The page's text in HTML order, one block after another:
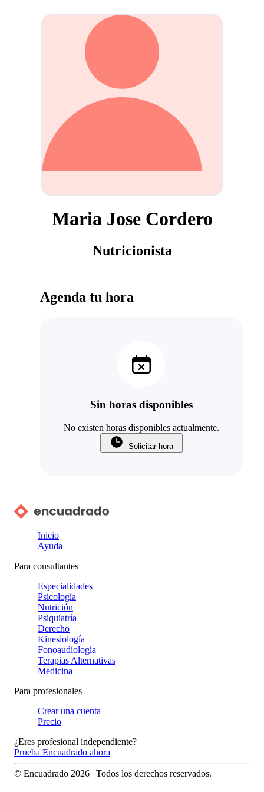
Maria Jose Cordero
Nutricionista
Agenda tu hora
Sin horas disponibles
No existen horas disponibles actualmente.
Solicitar hora
Inicio
Ayuda
Para consultantes
Especialidades
Psicología
Nutrición
Psiquiatría
Derecho
Kinesiología
Fonoaudiología
Terapias Alternativas
Medicina
Para profesionales
Crear una cuenta
Precio
¿Eres profesional independiente?
Prueba Encuadrado ahora
© Encuadrado 2026 | Todos los derechos reservados.